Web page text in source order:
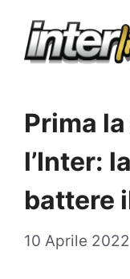
Prima
l’Inter:
battere
10 Aprile